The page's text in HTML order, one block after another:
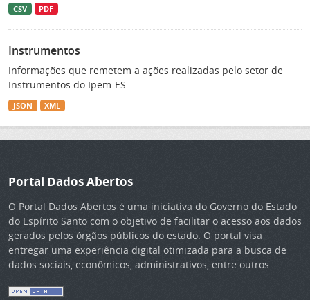
CSV PDF
Instrumentos
Informações que remetem a ações realizadas pelo setor de
Instrumentos do Ipem-ES.
JSON XML
Portal Dados Abertos
O Portal Dados Abertos é uma iniciativa do Governo do Estado
do Espírito Santo com o objetivo de facilitar o acesso aos dados
gerados pelos órgãos públicos do estado. O portal visa
entregar uma experiência digital otimizada para a busca de
dados sociais, econômicos, administrativos, entre outros.